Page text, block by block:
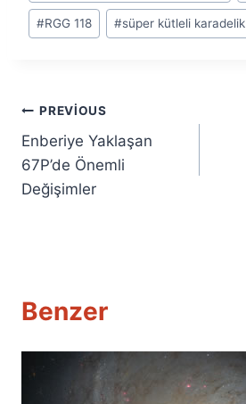
#RGG 118 #süper kütleli karadelik
Yazı
gezinmesi
PREVIOUS
Enberiye Yaklaşan
67P’de Önemli
Değişimler
Benzer